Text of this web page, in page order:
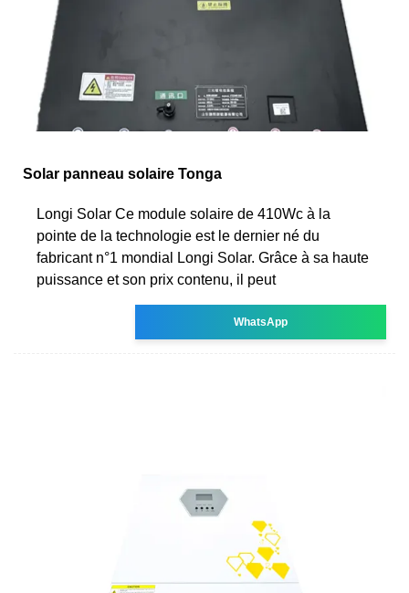
Solar panneau solaire Tonga
Longi Solar Ce module solaire de 410Wc à la
pointe de la technologie est le dernier né du
fabricant n°1 mondial Longi Solar. Grâce à sa haute
puissance et son prix contenu, il peut
WhatsApp